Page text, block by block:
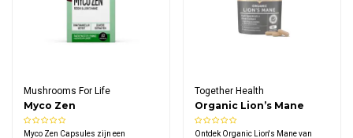
Mushrooms For Life
Myco Zen
Paddenstoelen
Myco Zen Capsules zijn een
Together Health
Organic Lion’s Mane
Ontdek Organic Lion's Mane van